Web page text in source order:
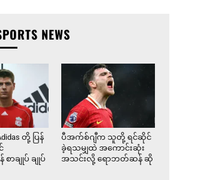
NEWS
တို့ ပြန်
စာချုပ် ချုပ်
ပီအက်စ်ဂျီက သူတို့ ရင်ဆိုင်
ခဲ့ရသမျှထဲ အကောင်းဆုံး
အသင်းလို့ ရောဘတ်ဆန် ဆို